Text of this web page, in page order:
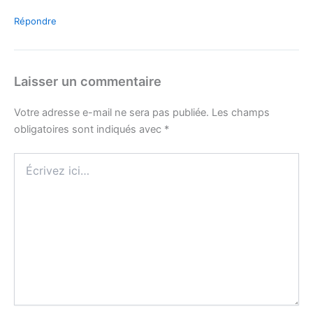
Répondre
Laisser un commentaire
Votre adresse e-mail ne sera pas publiée. Les champs
obligatoires sont indiqués avec *
ici…